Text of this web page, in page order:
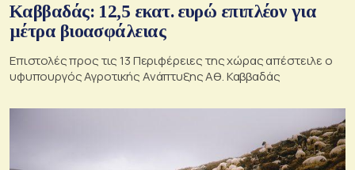
Καββαδάς: 12,5 εκατ. ευρώ επιπλέον για
μέτρα βιοασφάλειας
Επιστολές προς τις 13 Περιφέρειες της χώρας απέστειλε ο
υφυπουργός Αγροτικής Ανάπτυξης Αθ. Καββαδάς